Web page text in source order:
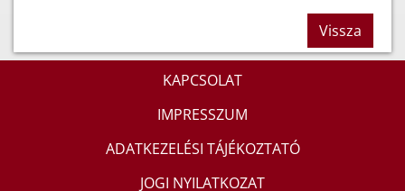
Vissza
KAPCSOLAT
IMPRESSZUM
ADATKEZELÉSI TÁJÉKOZTATÓ
JOGI NYILATKOZAT